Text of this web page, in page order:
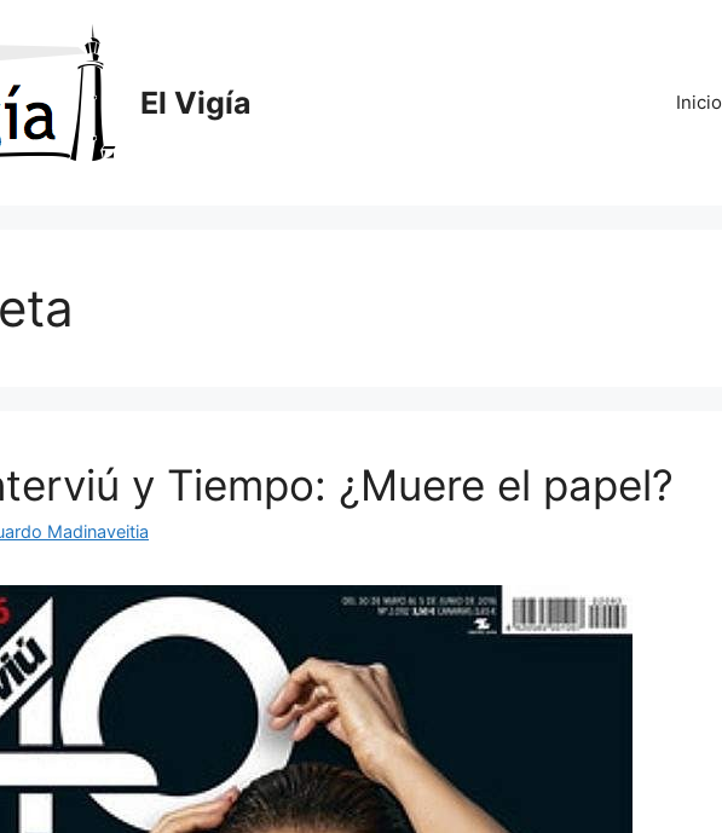
El Vigía Inicio
y Tiempo: ¿Muere el papel?
Madinaveitia